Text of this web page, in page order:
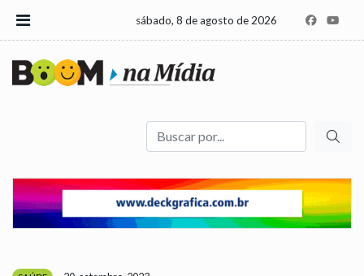
sábado, 8 de agosto de 2026
Buscar